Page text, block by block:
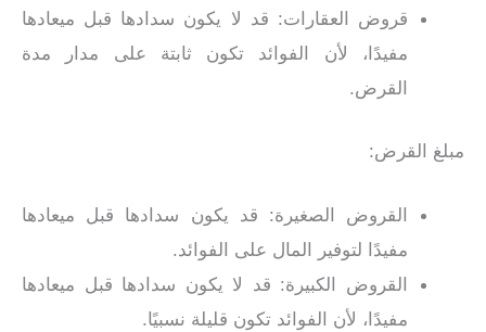
قروض العقارات: قد لا يكون سدادها قبل ميعادها
مفيدًا، لأن الفوائد تكون ثابتة على مدار مدة
القرض.
مبلغ القرض:
القروض الصغيرة: قد يكون سدادها قبل ميعادها
مفيدًا لتوفير المال على الفوائد.
القروض الكبيرة: قد لا يكون سدادها قبل ميعادها
مفيدًا، لأن الفوائد تكون قليلة نسبيًا.